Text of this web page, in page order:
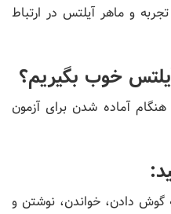
و ماهر آیلتس در ارتباط
خوب بگیریم؟
آماده شدن برای آزمون
دادن، خواندن، نوشتن و